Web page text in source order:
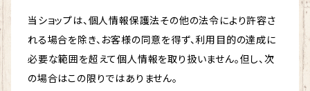
当ショップは、個人情報保護法その他の法令により許容さ
れる場合を除き、お客様の同意を得ず、利用目的の達成に
必要な範囲を超えて個人情報を取り扱いません。但し、次
の場合はこの限りではありません。